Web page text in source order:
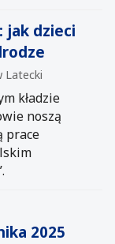
jak dzieci
Latecki
kładzie
noszą
prace
2025